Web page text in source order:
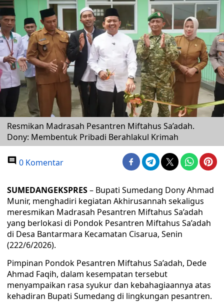
Resmikan Madrasah Pesantren Miftahus Sa’adah.
Dony: Membentuk Pribadi Berahlakul Krimah
0 Komentar
SUMEDANGEKSPRES– Bupati Sumedang Dony Ahmad
Munir, menghadiri kegiatan Akhirusannah sekaligus
meresmikan Madrasah Pesantren Miftahus Sa’adah
yang berlokasi di Pondok Pesantren Miftahus Sa’adah
di Desa Bantarmara Kecamatan Cisarua, Senin
(222/6/2026).
Pimpinan Pondok Pesantren Miftahus Sa’adah, Dede
Ahmad Faqih, dalam kesempatan tersebut
menyampaikan rasa syukur dan kebahagiaannya atas
kehadiran Bupati Sumedang di lingkungan pesantren.